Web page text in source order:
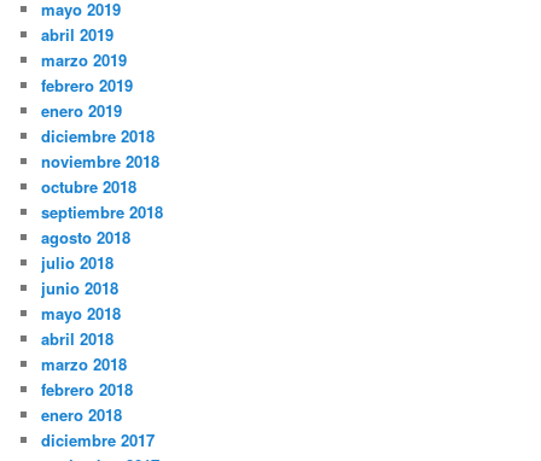
mayo 2019
abril 2019
marzo 2019
febrero 2019
enero 2019
diciembre 2018
noviembre 2018
octubre 2018
septiembre 2018
agosto 2018
julio 2018
junio 2018
mayo 2018
abril 2018
marzo 2018
febrero 2018
enero 2018
diciembre 2017